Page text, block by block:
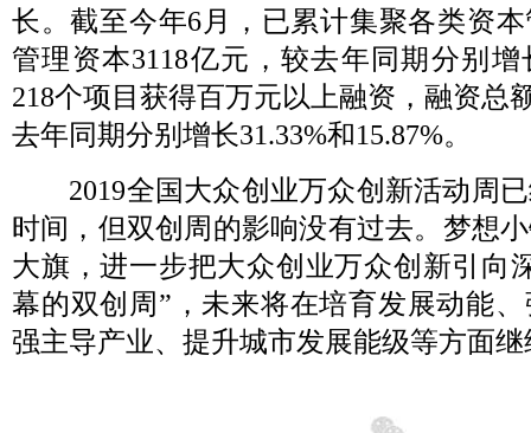
长。截至今年6月，已累计集聚各类资
管理资本3118亿元，较去年同期分别增
218个项目获得百万元以上融资，融资总
去年同期分别增长31.33%和15.87%。
2019全国大众创业万众创新活动周已
时间，但双创周的影响没有过去。梦想
大旗，进一步把大众创业万众创新引向
幕的双创周”，未来将在培育发展动能
强主导产业、提升城市发展能级等方面